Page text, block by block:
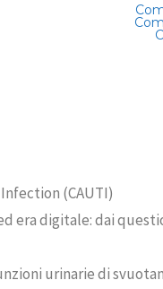
(CAUTI)
era digitale: dai
urinarie di